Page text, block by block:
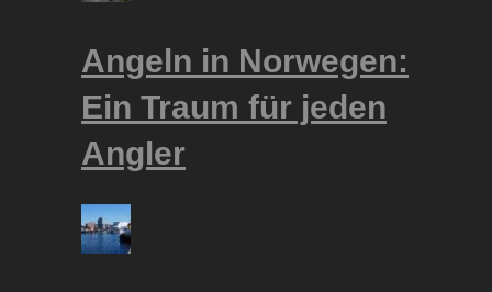
Angeln in Norwegen:
Ein Traum für jeden
Angler